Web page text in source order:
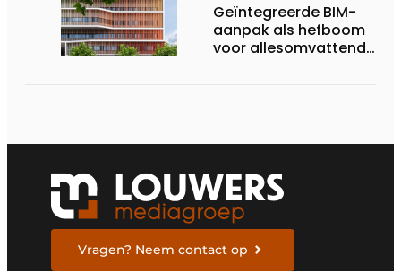
Geïntegreerde BIM-
aanpak als hefboom
voor allesomvattende
Vragen? Neem contact op